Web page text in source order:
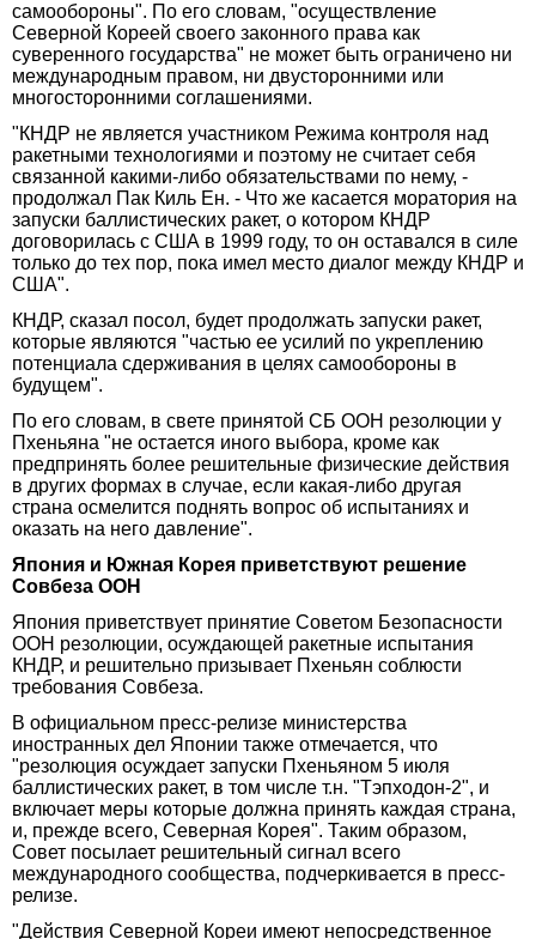
самообороны". По его словам, "осуществление
Северной Кореей своего законного права как
суверенного государства" не может быть ограничено ни
международным правом, ни двусторонними или
многосторонними соглашениями.
"КНДР не является участником Режима контроля над
ракетными технологиями и поэтому не считает себя
связанной какими-либо обязательствами по нему, -
продолжал Пак Киль Ен. - Что же касается моратория на
запуски баллистических ракет, о котором КНДР
договорилась с США в 1999 году, то он оставался в силе
только до тех пор, пока имел место диалог между КНДР и
США".
КНДР, сказал посол, будет продолжать запуски ракет,
которые являются "частью ее усилий по укреплению
потенциала сдерживания в целях самообороны в
будущем".
По его словам, в свете принятой СБ ООН резолюции у
Пхеньяна "не остается иного выбора, кроме как
предпринять более решительные физические действия
в других формах в случае, если какая-либо другая
страна осмелится поднять вопрос об испытаниях и
оказать на него давление".
Япония и Южная Корея приветствуют решение
Совбеза ООН
Япония приветствует принятие Советом Безопасности
ООН резолюции, осуждающей ракетные испытания
КНДР, и решительно призывает Пхеньян соблюсти
требования Совбеза.
В официальном пресс-релизе министерства
иностранных дел Японии также отмечается, что
"резолюция осуждает запуски Пхеньяном 5 июля
баллистических ракет, в том числе т.н. "Тэпходон-2", и
включает меры которые должна принять каждая страна,
и, прежде всего, Северная Корея". Таким образом,
Совет посылает решительный сигнал всего
международного сообщества, подчеркивается в пресс-
релизе.
"Действия Северной Кореи имеют непосредственное